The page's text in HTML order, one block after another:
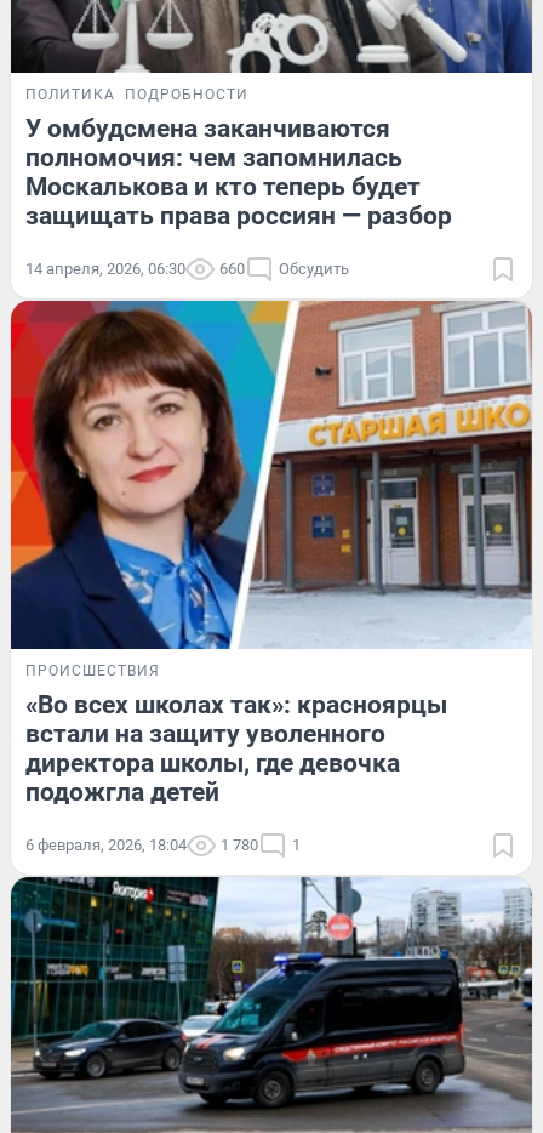
ПОЛИТИКА ПОДРОБНОСТИ
У омбудсмена заканчиваются
полномочия: чем запомнилась
Москалькова и кто теперь будет
защищать права россиян — разбор
14 апреля, 2026, 06:30 660 Обсудить
ПРОИСШЕСТВИЯ
«Во всех школах так»: красноярцы
встали на защиту уволенного
директора школы, где девочка
подожгла детей
6 февраля, 2026, 18:04 1 780 1